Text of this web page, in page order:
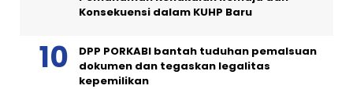
Konsekuensi dalam KUHP Baru
DPP PORKABI bantah tuduhan pemalsuan
dokumen dan tegaskan legalitas
kepemilikan